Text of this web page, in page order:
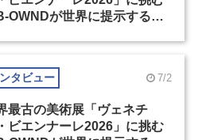
OWNDが世界に提示する美
タビュー 7/2
最古の美術展「ヴェネチ
ビエンナーレ2026」に挑む